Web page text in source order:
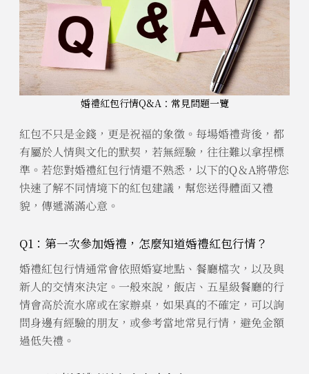
婚禮紅包行情Q&A：常見問題一覽
紅包不只是金錢，更是祝福的象徵。每場婚禮背後，都
有屬於人情與文化的默契，若無經驗，往往難以拿捏標
準。若您對婚禮紅包行情還不熟悉，以下的Q＆A將帶您
快速了解不同情境下的紅包建議，幫您送得體面又禮
貌，傳遞滿滿心意。
Q1：第一次參加婚禮，怎麼知道婚禮紅包行情？
婚禮紅包行情通常會依照婚宴地點、餐廳檔次，以及與
新人的交情來決定。一般來說，飯店、五星級餐廳的行
情會高於流水席或在家辦桌，如果真的不確定，可以詢
問身邊有經驗的朋友，或參考當地常見行情，避免金額
過低失禮。